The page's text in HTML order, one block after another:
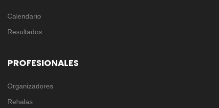
Calendario
Resultados
PROFESIONALES
Organizadores
Rehalas